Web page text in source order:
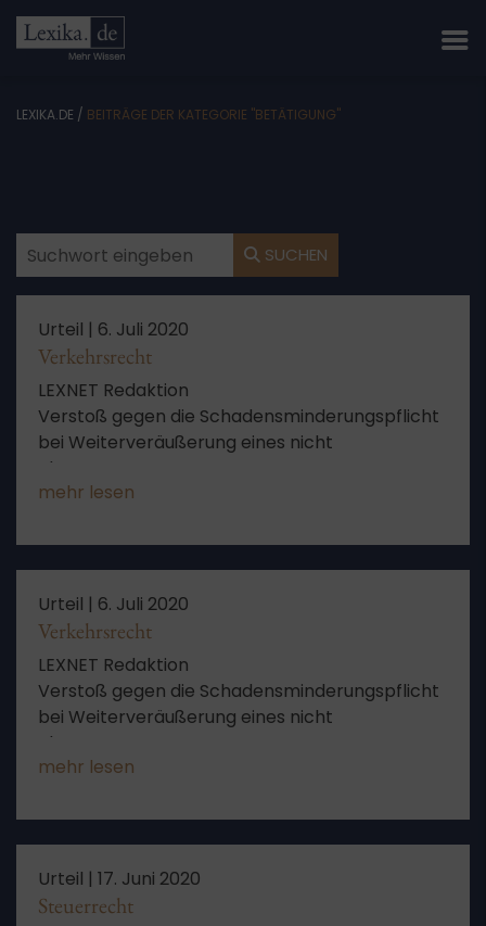
LEXIKA.DE / BEITRÄGE DER KATEGORIE "BETÄTIGUNG"
SUCHEN
Urteil | 6. Juli 2020
Verkehrsrecht
LEXNET Redaktion
Verstoß gegen die Schadensminderungspflicht
bei Weiterveräußerung eines nicht
abgenommenen PKWs
mehr lesen
Urteil | 6. Juli 2020
Verkehrsrecht
LEXNET Redaktion
Verstoß gegen die Schadensminderungspflicht
bei Weiterveräußerung eines nicht
abgenommenen PKWs
mehr lesen
Urteil | 17. Juni 2020
Steuerrecht